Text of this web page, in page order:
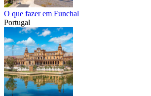
O que fazer em Funchal
Portugal